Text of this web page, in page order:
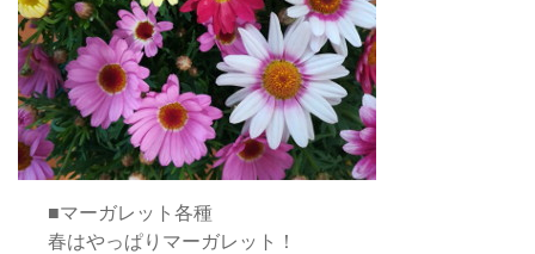
■マーガレット各種
春はやっぱりマーガレット！